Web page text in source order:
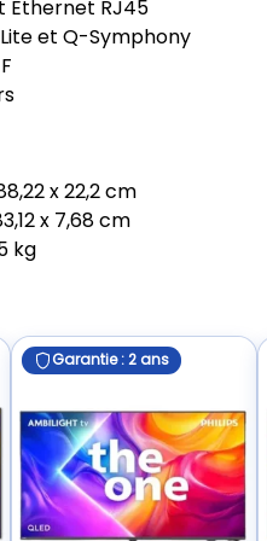
Ethernet RJ45
et Q-Symphony
x 22,2 cm
x 7,68 cm
kg
Garantie : 2 ans